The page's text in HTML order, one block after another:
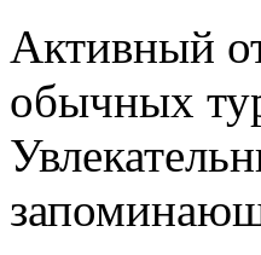
Активный
обычных